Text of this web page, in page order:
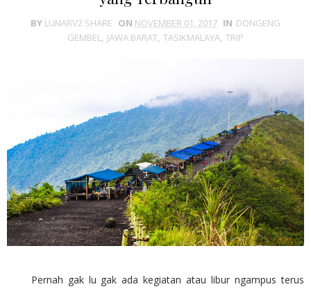
BY LUNARV2 SHARE ON NOVEMBER 01, 2017 IN DONGENG
GEMBEL, JAWA BARAT, TASIKMALAYA, TRIP
Pernah gak lu gak ada kegiatan atau libur ngampus terus